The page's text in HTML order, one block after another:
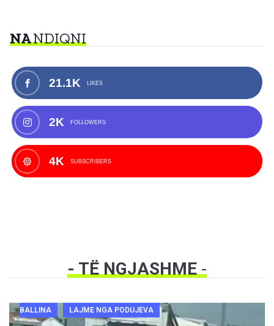
NANDIQNI
21.1K LIKES
2K FOLLOWERS
4K SUBSCRIBERS
- TË NGJASHME-
BALLINA LAJME NGA PODUJEVA